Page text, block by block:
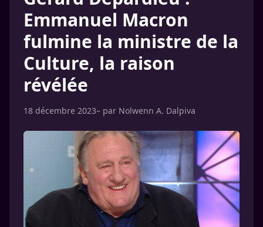
Emmanuel Macron
fulmine la ministre de la
Culture, la raison
révélée
18 décembre 2023– par Nolwenn A. Dalpiva